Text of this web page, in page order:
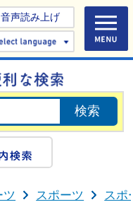
音声読み上げ
Select
索
スポーツ スポ